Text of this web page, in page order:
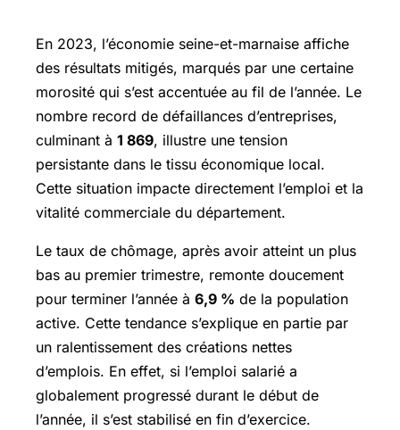
En 2023, l’économie seine-et-marnaise affiche
des résultats mitigés, marqués par une certaine
morosité qui s’est accentuée au fil de l’année. Le
nombre record de défaillances d’entreprises,
culminant à 1 869, illustre une tension
persistante dans le tissu économique local.
Cette situation impacte directement l’emploi et la
vitalité commerciale du département.
Le taux de chômage, après avoir atteint un plus
bas au premier trimestre, remonte doucement
pour terminer l’année à 6,9 % de la population
active. Cette tendance s’explique en partie par
un ralentissement des créations nettes
d’emplois. En effet, si l’emploi salarié a
globalement progressé durant le début de
l’année, il s’est stabilisé en fin d’exercice.